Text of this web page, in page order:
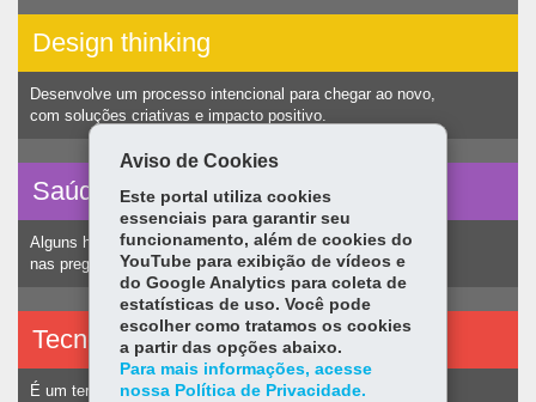
Design thinking
Desenvolve um processo intencional para chegar ao novo,
com soluções criativas e impacto positivo.
Saúde vocal
Alguns hábitos humanos podem ocasionar nódulos
nas pregas vocais e consequentemente alteração na voz.
Tecnologias assistivas
É um termo utilizado para identificar recursos e
Aviso de Cookies
Este portal utiliza cookies
essenciais para garantir seu
funcionamento, além de cookies do
YouTube para exibição de vídeos e
do Google Analytics para coleta de
estatísticas de uso. Você pode
escolher como tratamos os cookies
a partir das opções abaixo.
Para mais informações, acesse
nossa Política de Privacidade.